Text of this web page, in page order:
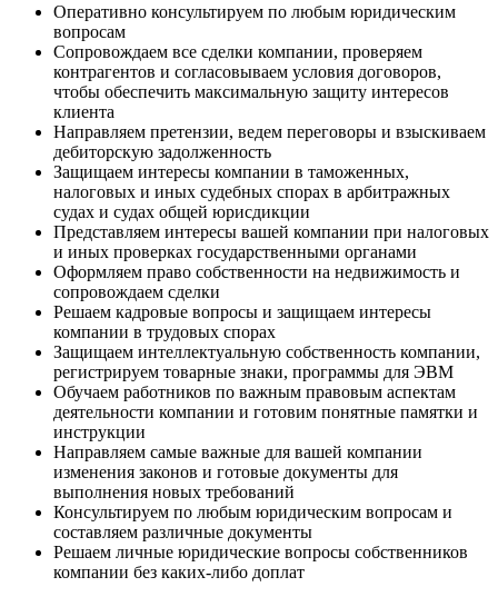
Оперативно консультируем по любым юридическим
вопросам
Сопровождаем все сделки компании, проверяем
контрагентов и согласовываем условия договоров,
чтобы обеспечить максимальную защиту интересов
клиента
Направляем претензии, ведем переговоры и взыскиваем
дебиторскую задолженность
Защищаем интересы компании в таможенных,
налоговых и иных судебных спорах в арбитражных
судах и судах общей юрисдикции
Представляем интересы вашей компании при налоговых
и иных проверках государственными органами
Оформляем право собственности на недвижимость и
сопровождаем сделки
Решаем кадровые вопросы и защищаем интересы
компании в трудовых спорах
Защищаем интеллектуальную собственность компании,
регистрируем товарные знаки, программы для ЭВМ
Обучаем работников по важным правовым аспектам
деятельности компании и готовим понятные памятки и
инструкции
Направляем самые важные для вашей компании
изменения законов и готовые документы для
выполнения новых требований
Консультируем по любым юридическим вопросам и
составляем различные документы
Решаем личные юридические вопросы собственников
компании без каких-либо доплат